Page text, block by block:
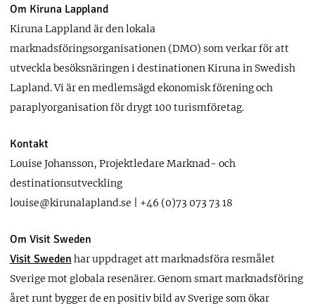
Om Kiruna Lappland
Kiruna Lappland är den lokala
marknadsföringsorganisationen (DMO) som verkar för att
utveckla besöksnäringen i destinationen Kiruna in Swedish
Lapland. Vi är en medlemsägd ekonomisk förening och
paraplyorganisation för drygt 100 turismföretag.
Kontakt
Louise Johansson, Projektledare Marknad- och
destinationsutveckling
louise@kirunalapland.se | +46 (0)73 073 73 18
Om Visit Sweden
Visit Sweden har uppdraget att marknadsföra resmålet
Sverige mot globala resenärer. Genom smart marknadsföring
året runt bygger de en positiv bild av Sverige som ökar